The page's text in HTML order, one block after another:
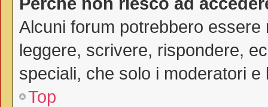
Alcuni forum potrebbero
leggere, scrivere, rispondere,
speciali, che solo i moderatori
Top